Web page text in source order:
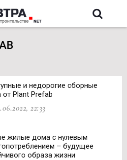
и недорогие сборные
Plant Prefab
22:33
жилые дома с нулевым
– будущее
образа жизни